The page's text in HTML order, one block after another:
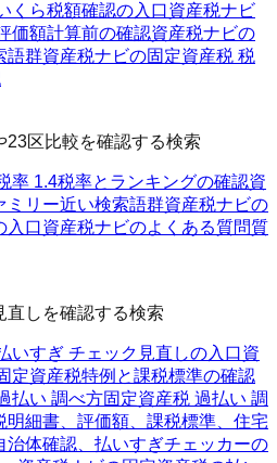
くら税額確認の入口資産税ナビ
価額計算前の確認資産税ナビの
語群資産税ナビの固定資産税 税
23区比較を確認する検索
率 1.4税率とランキングの確認資
ミリー近い検索語群資産税ナビの
入口資産税ナビのよくある質問質
直しを確認する検索
いすぎ チェック 見直しの入口資
定資産税特例と課税標準の確認
払い 調べ方固定資産税 過払い 調
細書、評価額、課税標準、住宅
治体確認、払いすぎチェッカーの